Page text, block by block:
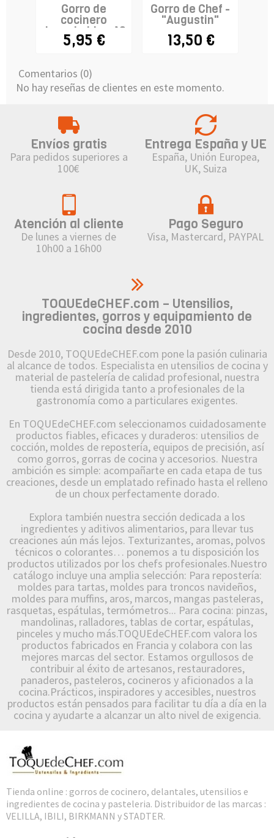
Gorro de
cocinero
desechable x 10
- modelo...
5,95 €
Gorro de Chef -
"Augustin"
13,50 €
Comentarios (0)
No hay reseñas de clientes en este momento.
Envíos gratis
Para pedidos superiores a
100€
Entrega España y UE
España, Unión Europea,
UK, Suiza
Atención al cliente
De lunes a viernes de
10h00 a 16h00
Pago Seguro
Visa, Mastercard, PAYPAL
TOQUEdeCHEF.com – Utensilios,
ingredientes, gorros y equipamiento de
cocina desde 2010
Desde 2010, TOQUEdeCHEF.com pone la pasión culinaria
al alcance de todos. Especialista en utensilios de cocina y
material de pastelería de calidad profesional, nuestra
tienda está dirigida tanto a profesionales de la
gastronomía como a particulares exigentes.
En TOQUEdeCHEF.com seleccionamos cuidadosamente
productos fiables, eficaces y duraderos: utensilios de
cocción, moldes de repostería, equipos de precisión, así
como gorros, gorras de cocina y accesorios. Nuestra
ambición es simple: acompañarte en cada etapa de tus
creaciones, desde un emplatado refinado hasta el relleno
de un choux perfectamente dorado.
Explora también nuestra sección dedicada a los
ingredientes y aditivos alimentarios, para llevar tus
creaciones aún más lejos. Texturizantes, aromas, polvos
técnicos o colorantes… ponemos a tu disposición los
productos utilizados por los chefs profesionales.Nuestro
catálogo incluye una amplia selección: Para repostería:
moldes para tartas, moldes para troncos navideños,
moldes para muffins, aros, marcos, mangas pasteleras,
rasquetas, espátulas, termómetros... Para cocina: pinzas,
mandolinas, ralladores, tablas de cortar, espátulas,
pinceles y mucho más.TOQUEdeCHEF.com valora los
productos fabricados en Francia y colabora con las
mejores marcas del sector. Estamos orgullosos de
contribuir al éxito de artesanos, restauradores,
panaderos, pasteleros, cocineros y aficionados a la
cocina.Prácticos, inspiradores y accesibles, nuestros
productos están pensados para facilitar tu día a día en la
cocina y ayudarte a alcanzar un alto nivel de exigencia.
Tienda online : gorros de cocinero, delantales, utensilios e
ingredientes de cocina y pasteleria. Distribuidor de las marcas :
VELILLA, IBILI, BIRKMANN y STADTER.